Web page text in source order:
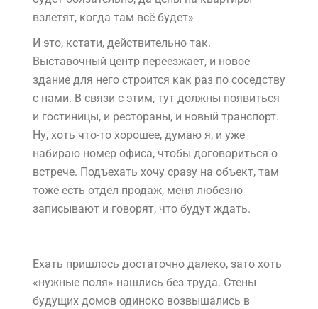
взлетят, когда там всё будет»
И это, кстати, действительно так.
Выставочный центр переезжает, и новое
здание для него строится как раз по соседству
с нами. В связи с этим, тут должны появиться
и гостиницы, и рестораны, и новый транспорт.
Ну, хоть что-то хорошее, думаю я, и уже
набираю номер офиса, чтобы договориться о
встрече. Подъехать хочу сразу на объект, там
тоже есть отдел продаж, меня любезно
записывают и говорят, что будут ждать.
Ехать пришлось достаточно далеко, зато хоть
«нужные поля» нашлись без труда. Стены
будущих домов одиноко возвышались в